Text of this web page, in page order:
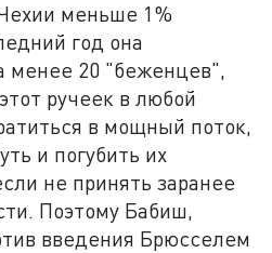
меньше 1%
год она
менее 20 "беженцев",
ручеек в любой
в мощный поток,
и погубить их
не принять заранее
Поэтому Бабиш,
введения Брюсселем